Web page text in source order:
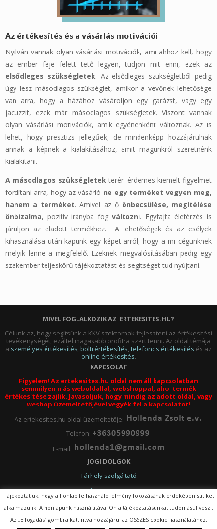
Az értékesítés és a vásárlás motivációi
Nyilván vannak olyan vásárlási motivációk, ami ahhoz kell, hogy
az ember feje felett tető legyen, tudjon mit enni, ezek az
elsődleges szükségletek. Az elsődleges szükségletből pedig
úgy lesz másodlagos szükséglet, amikor a vevőnek lehetősége
van arra, hogy a házához vásároljon egy garázst, vagy egy
jacuzzit, ezek már másodlagos szükségletek. Viszont vannak
olyan vásárlási motivációk, amik egyénenként változnak. Az is
lehet, hogy presztizs jellegűek, de mindenképp hozzájárulnak
annak a képnek a kialakításához, amit magunkról szeretnénk
kialakítani.
A másodlagos szükségletek terén érdemes kiemelt figyelmet
fordítani arra, hogy az vásárló ne egy terméket vegyen meg,
hanem a terméket. Amivel az ő önbecsülése, megítélése
önbizalma, pozitív irányba fogváltozni. Egyfajta életérzés is
járuljon az eladott termékhez. A lehetőségek és az esélyek
kihasználása után kapunk egy képet arról, hogy a mi cégünknek
melyik lenne a megfelelő. Ezeknek megvalósításában pedig egy
szakember teljeskörű tájékoztatást és segítséget tud nyújtani.
MIVEL FOGLALKOZIK AZ ERTEKESITES.HU?
Célunk az, hogy segítsünk a KKV szektornak fejleszteni az értékesítési
tevékenységét, ezáltel magasabb profitra szert tenni. Az oldal témája
a személyes értékesítés bolti értékesítés telefonos értékesítés és az
online értékesítés.
KAPCSOLAT
Figyelem! Az ertekesites.hu oldal nem áll kapcsolatban
semmilyen más weboldallal, webshoppal, ahol termék
értékesítése zajlik. Javasoljuk, hogy mindig az adott oldal, vagy
weshop üzemeltetőjével vegyék fel a kapcsolatot!
Az ertekesites.hu oldal üzemeltetője:
Telefon:
E-mail:
JOGI DOLGOK
Tárhely szolgáltató
Impresszum
Adatkezelési tájékoztató
ertekesites.hu (c) MINDEN JOG FENNTARTVA
Tájékoztatjuk, hogy a honlap felhasználói élmény fokozásának érdekében sütiket
alkalmazunk. A honlapunk használatával Ön a tájékoztatásunkat tudomásul veszi.
Az „Elfogadás” gombra kattintva hozzájárul az ÖSSZES cookie használatához.